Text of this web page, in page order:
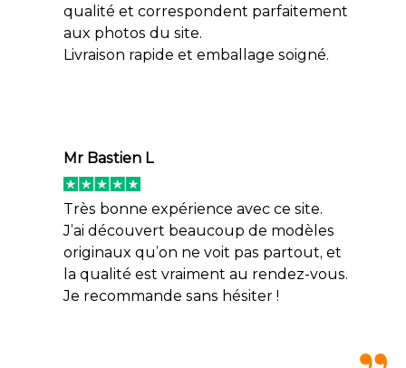
qualité et correspondent parfaitement
aux photos du site.
Livraison rapide et emballage soigné.
Mr Bastien L
Très bonne expérience avec ce site.
J’ai découvert beaucoup de modèles
originaux qu’on ne voit pas partout, et
la qualité est vraiment au rendez-vous.
Je recommande sans hésiter !